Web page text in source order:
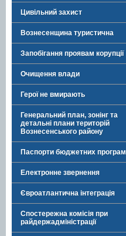
Цивільний захист
Вознесенщина туристична
Запобігання проявам корупції
Очищення влади
Герої не вмирають
Генеральний план, зонінг та
детальні плани територій
Вознесенського району
Паспорти бюджетних програм
Електронне звернення
Євроатлантична інтеграція
Спостережна комісія при
райдержадміністрації